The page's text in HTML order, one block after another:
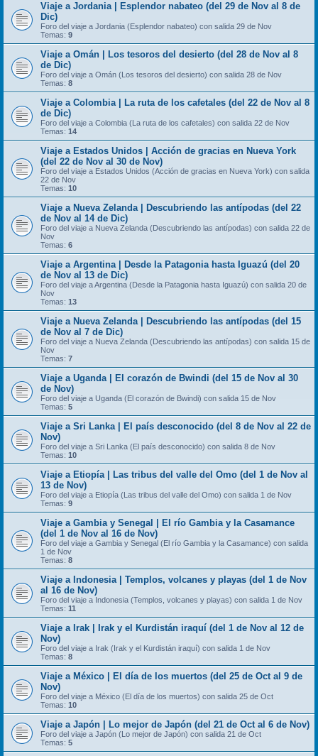
Viaje a Jordania | Esplendor nabateo (del 29 de Nov al 8 de
Dic)
Foro del viaje a Jordania (Esplendor nabateo) con salida 29 de Nov
Temas: 9
Viaje a Omán | Los tesoros del desierto (del 28 de Nov al 8
de Dic)
Foro del viaje a Omán (Los tesoros del desierto) con salida 28 de Nov
Temas: 8
Viaje a Colombia | La ruta de los cafetales (del 22 de Nov al 8
de Dic)
Foro del viaje a Colombia (La ruta de los cafetales) con salida 22 de Nov
Temas: 14
Viaje a Estados Unidos | Acción de gracias en Nueva York
(del 22 de Nov al 30 de Nov)
Foro del viaje a Estados Unidos (Acción de gracias en Nueva York) con salida
22 de Nov
Temas: 10
Viaje a Nueva Zelanda | Descubriendo las antípodas (del 22
de Nov al 14 de Dic)
Foro del viaje a Nueva Zelanda (Descubriendo las antípodas) con salida 22 de
Nov
Temas: 6
Viaje a Argentina | Desde la Patagonia hasta Iguazú (del 20
de Nov al 13 de Dic)
Foro del viaje a Argentina (Desde la Patagonia hasta Iguazú) con salida 20 de
Nov
Temas: 13
Viaje a Nueva Zelanda | Descubriendo las antípodas (del 15
de Nov al 7 de Dic)
Foro del viaje a Nueva Zelanda (Descubriendo las antípodas) con salida 15 de
Nov
Temas: 7
Viaje a Uganda | El corazón de Bwindi (del 15 de Nov al 30
de Nov)
Foro del viaje a Uganda (El corazón de Bwindi) con salida 15 de Nov
Temas: 5
Viaje a Sri Lanka | El país desconocido (del 8 de Nov al 22 de
Nov)
Foro del viaje a Sri Lanka (El país desconocido) con salida 8 de Nov
Temas: 10
Viaje a Etiopía | Las tribus del valle del Omo (del 1 de Nov al
13 de Nov)
Foro del viaje a Etiopía (Las tribus del valle del Omo) con salida 1 de Nov
Temas: 9
Viaje a Gambia y Senegal | El río Gambia y la Casamance
(del 1 de Nov al 16 de Nov)
Foro del viaje a Gambia y Senegal (El río Gambia y la Casamance) con salida
1 de Nov
Temas: 8
Viaje a Indonesia | Templos, volcanes y playas (del 1 de Nov
al 16 de Nov)
Foro del viaje a Indonesia (Templos, volcanes y playas) con salida 1 de Nov
Temas: 11
Viaje a Irak | Irak y el Kurdistán iraquí (del 1 de Nov al 12 de
Nov)
Foro del viaje a Irak (Irak y el Kurdistán iraquí) con salida 1 de Nov
Temas: 8
Viaje a México | El día de los muertos (del 25 de Oct al 9 de
Nov)
Foro del viaje a México (El día de los muertos) con salida 25 de Oct
Temas: 10
Viaje a Japón | Lo mejor de Japón (del 21 de Oct al 6 de Nov)
Foro del viaje a Japón (Lo mejor de Japón) con salida 21 de Oct
Temas: 5